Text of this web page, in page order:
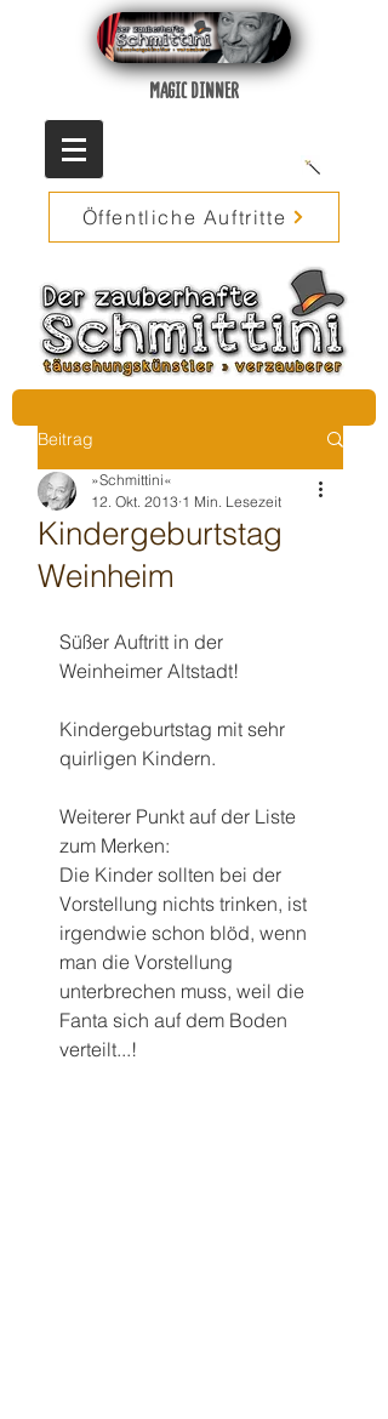
MAGIC DINNER
Öffentliche Auftritte
Beitrag
Kindergeburtstag
Weinheim
»Schmittini«
12. Okt. 2013 1 Min. Lesezeit
Süßer Auftritt in der
Weinheimer Altstadt!
Kindergeburtstag mit sehr
quirligen Kindern.
Weiterer Punkt auf der Liste
zum Merken:
Die Kinder sollten bei der
Vorstellung nichts trinken, ist
irgendwie schon blöd, wenn
man die Vorstellung
unterbrechen muss, weil die
Fanta sich auf dem Boden
verteilt...!